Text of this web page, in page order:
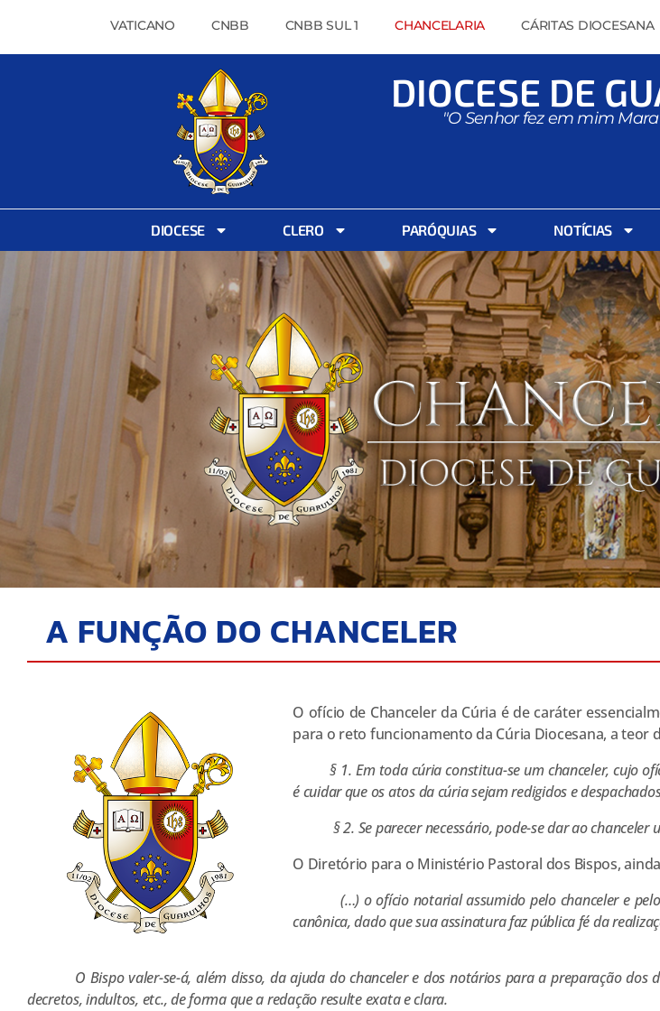
VATICANO CNBB CNBB SUL 1 CHANCELARIA CÁRITAS DIOCESANA
DIOCESE DE
"O Senhor fez em mim
DIOCESE CLERO PARÓQUIAS NOTÍCIAS
A FUNÇÃO DO CHANCELER
O ofício de Chanceler da Cúria é de caráter
para o reto funcionamento da Cúria Diocesana, a teor
§ 1. Em toda cúria constitua-se um chanceler, cujo
é cuidar que os atos da cúria sejam redigidos e
§ 2. Se parecer necessário, pode-se dar ao chanceler
O Diretório para o Ministério Pastoral dos Bispos,
(…) o ofício notarial assumido pelo chanceler e
canônica, dado que sua assinatura faz pública fé da
O Bispo valer-se-á, além disso, da ajuda do chanceler e dos notários para a preparação dos
decretos, indultos, etc., de forma que a redação resulte exata e clara.